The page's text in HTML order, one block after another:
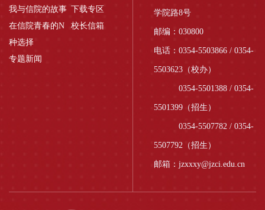
我与信院的故事 下载专区
在信院青春的N
种选择
校长信箱
专题新闻
学院路8号
邮编：030800
电话：0354-5503866 / 0354-
5503623（校办）
0354-5501388 / 0354-
5501399（招生）
0354-5507782 / 0354-
5507792（招生）
邮箱：jzxxxy@jzci.edu.cn